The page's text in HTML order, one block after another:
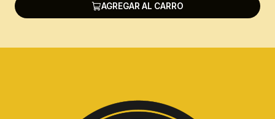
AGREGAR AL CARRO